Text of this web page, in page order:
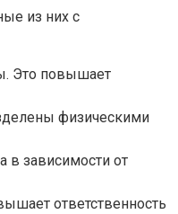
из них с
Это повышает
физическими
в зависимости от
ответственность